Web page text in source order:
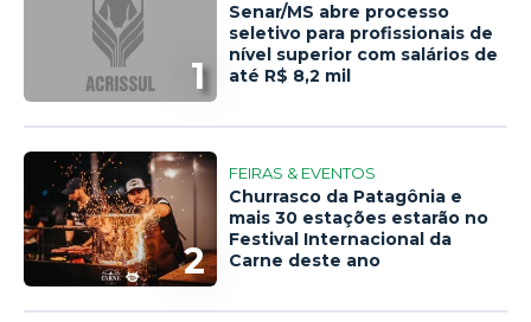
1
Senar/MS abre processo
seletivo para profissionais de
nível superior com salários de
até R$ 8,2 mil
2
FEIRAS & EVENTOS
Churrasco da Patagônia e
mais 30 estações estarão no
Festival Internacional da
Carne deste ano